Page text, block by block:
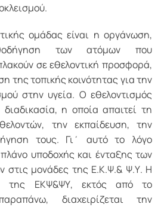
ομάδας είναι η οργάνωση,
των ατόμων που
σε εθελοντική προσφορά,
της τοπικής κοινότητας για την
στην υγεία. Ο εθελοντισμός
η οποία απαιτεί τη
την εκπαίδευση, την
τους. Γι΄ αυτό το λόγο
υποδοχής και ένταξης των
στις μονάδες της Ε.Κ.Ψ.& Ψ.Υ. Η
της ΕΚΨ&ΨΥ, εκτός από το
διαχειρίζεται την